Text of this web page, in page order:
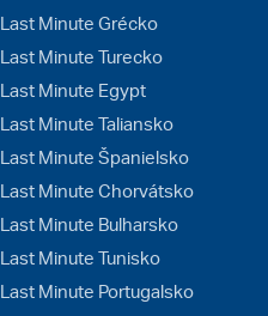
Last Minute Grécko
Last Minute Turecko
Last Minute Egypt
Last Minute Taliansko
Last Minute Španielsko
Last Minute Chorvátsko
Last Minute Bulharsko
Last Minute Tunisko
Last Minute Portugalsko